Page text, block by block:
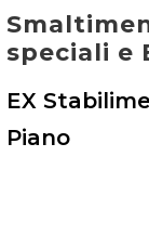
speciali e
EX
Piano